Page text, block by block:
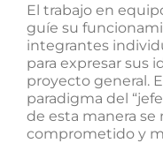
El trabajo en
guíe su
integrantes
para expresar sus
proyecto general.
paradigma del
de esta manera
comprometido y